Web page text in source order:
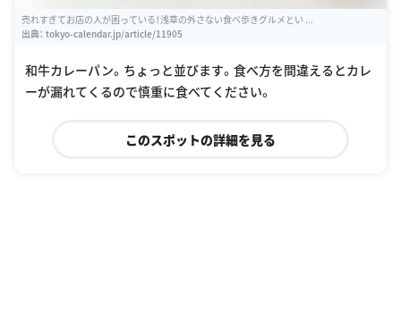
売れすぎてお店の人が困っている！浅草の外さない食べ歩きグルメとい ...
出典： tokyo-calendar.jp/article/11905
和牛カレーパン。ちょっと並びます。食べ方を間違えるとカレ
ーが漏れてくるので慎重に食べてください。
このスポットの詳細を見る